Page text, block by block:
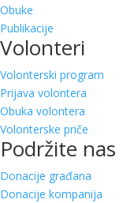
Obuke
Publikacije
Volonteri
Volonterski program
Prijava volontera
Obuka volontera
Volonterske priče
Podržite nas
Donacije građana
Donacije kompanija